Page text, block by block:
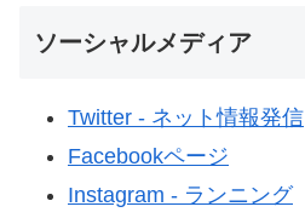
ソーシャルメディア
Twitter - ネット情報発信
Facebookページ
Instagram - ランニング